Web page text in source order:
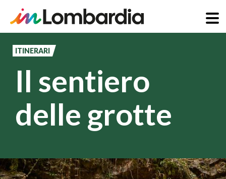
ITINERARI
Il sentiero
delle grotte